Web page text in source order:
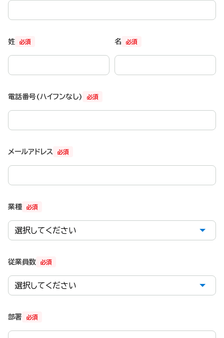
必須
姓 必須
名
必須
電話番号(ハイフンなし)
必須
メールアドレス
必須
業種
必須
従業員数
必須
部署